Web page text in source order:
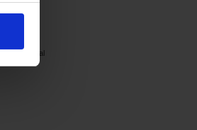
Contacto
Internacional